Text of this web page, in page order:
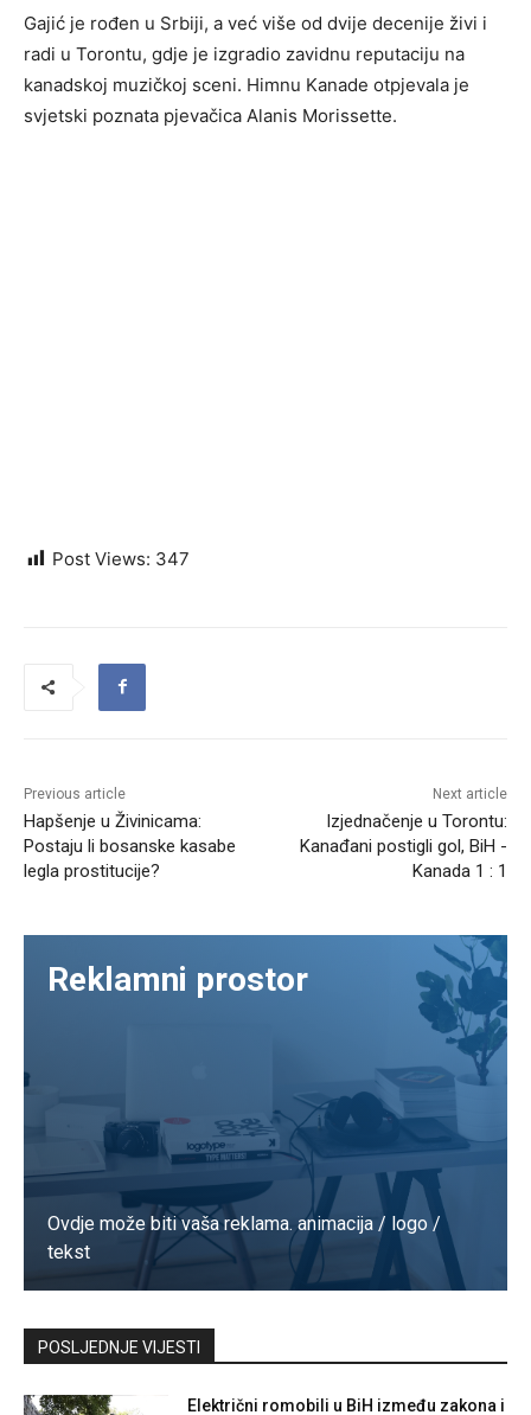
Gajić je rođen u Srbiji, a već više od dvije decenije živi i
radi u Torontu, gdje je izgradio zavidnu reputaciju na
kanadskoj muzičkoj sceni. Himnu Kanade otpjevala je
svjetski poznata pjevačica Alanis Morissette.
Post Views: 347
Previous article
Hapšenje u Živinicama:
Postaju li bosanske kasabe
legla prostitucije?
Next article
Izjednačenje u Torontu:
Kanađani postigli gol, BiH -
Kanada 1 : 1
Reklamni prostor
Ovdje može biti vaša reklama. animacija / logo /
tekst
Kontaktirajte nas
POSLJEDNJE VIJESTI
Električni romobili u BiH između zakona i